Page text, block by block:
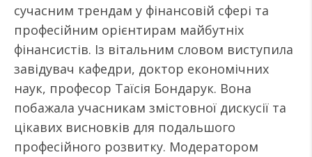
сучасним трендам у фінансовій сфері та
професійним орієнтирам майбутніх
фінансистів. Із вітальним словом виступила
завідувач кафедри, доктор економічних
наук, професор Таїсія Бондарук. Вона
побажала учасникам змістовної дискусії та
цікавих висновків для подальшого
професійного розвитку. Модератором